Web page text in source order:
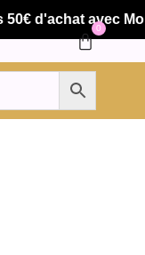
d'achat avec
0